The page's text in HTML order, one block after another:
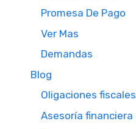
Promesa De Pago
Ver Mas
Demandas
Blog
Oligaciones fiscales
Asesoría financiera